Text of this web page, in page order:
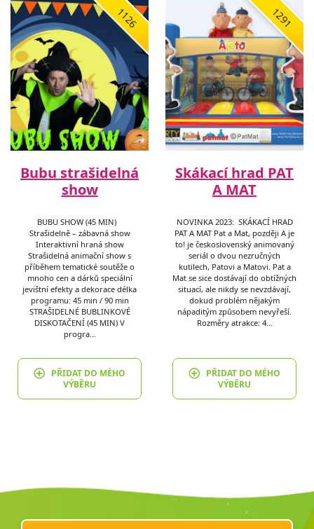
1126
Bubu strašidelná
show
BUBU SHOW (45 MIN)
Strašidelně – zábavná show
Interaktivní hraná show
Strašidelná animační show s
příběhem tematické soutěže o
mnoho cen a dárků speciální
jevištní efekty a dekorace délka
programu: 45 min / 90 min
STRAŠIDELNÉ BUBLINKOVÉ
DISKOTAČENÍ (45 MIN) V
progra…
PŘIDAT DO MÉHO
VÝBĚRU
1291
Skákací hrad PAT
A MAT
NOVINKA 2023: SKÁKACÍ HRAD
PAT A MAT Pat a Mat, později A je
to! je československý animovaný
seriál o dvou nezručných
kutilech, Patovi a Matovi. Pat a
Mat se sice dostávají do obtížných
situací, ale nikdy se nevzdávají,
dokud problém nějakým
nápaditým způsobem nevyřeší.
Rozměry atrakce: 4…
PŘIDAT DO MÉHO
VÝBĚRU